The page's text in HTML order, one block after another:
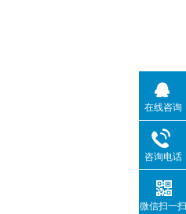
在线咨询
咨询电话
微信扫一扫